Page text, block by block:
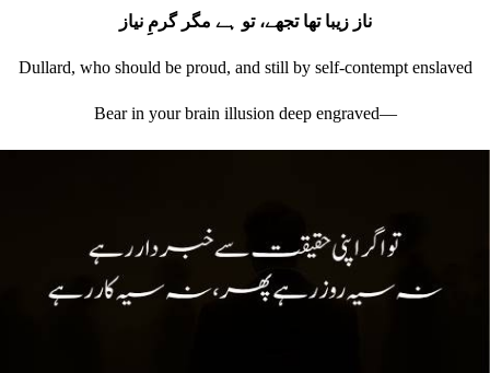
ناز زیبا تھا تجھے، تو ہے مگر گرمِ نیاز
Dullard, who should be proud, and still by self‐contempt enslaved
Bear in your brain illusion deep engraved—